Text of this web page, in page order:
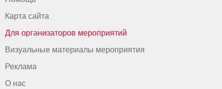
Карта сайта
Для организаторов мероприятий
Визуальные материалы мероприятия
Реклама
О нас